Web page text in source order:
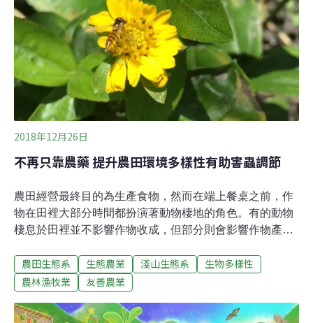
2018年12月26日
不再只靠農藥 提升農田環境多樣性有助害蟲調節
農田經營最終目的為生產食物，然而在端上餐桌之前，作
物在田裡大部分時間都扮演著動物棲地的角色。有的動物
棲息於田裡並不影響作物收成，但部分則會影響作物產量
除了靠人為施用質材防除之外，最重要的是靠自然界中的
天敵幫忙，藉由捕食或寄生達到生物防治效果，然而生物
農田本身的環境。農田棲地環境 影響生物防治成效花蓮區
農田生態系 生態農業 淺山生態系
生物多樣性
農林漁牧業
友善農業